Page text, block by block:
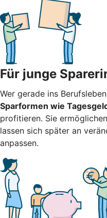
Für junge
Wer gerade ins
Sparformen wie
profitieren. Sie
lassen sich später an
anpassen.